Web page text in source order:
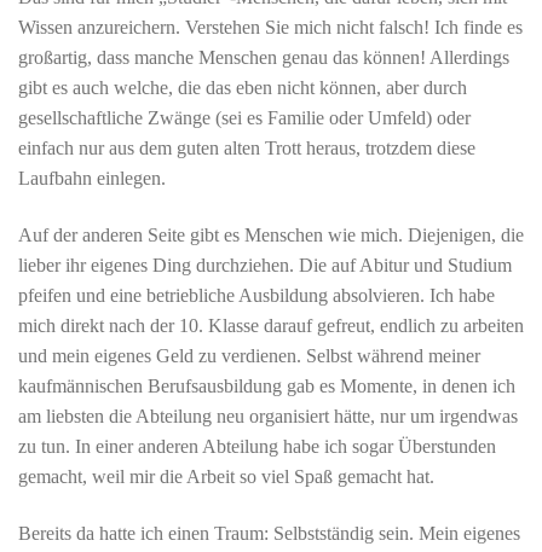
Wissen anzureichern. Verstehen Sie mich nicht falsch! Ich finde es
großartig, dass manche Menschen genau das können! Allerdings
gibt es auch welche, die das eben nicht können, aber durch
gesellschaftliche Zwänge (sei es Familie oder Umfeld) oder
einfach nur aus dem guten alten Trott heraus, trotzdem diese
Laufbahn einlegen.
Auf der anderen Seite gibt es Menschen wie mich. Diejenigen, die
lieber ihr eigenes Ding durchziehen. Die auf Abitur und Studium
pfeifen und eine betriebliche Ausbildung absolvieren. Ich habe
mich direkt nach der 10. Klasse darauf gefreut, endlich zu arbeiten
und mein eigenes Geld zu verdienen. Selbst während meiner
kaufmännischen Berufsausbildung gab es Momente, in denen ich
am liebsten die Abteilung neu organisiert hätte, nur um irgendwas
zu tun. In einer anderen Abteilung habe ich sogar Überstunden
gemacht, weil mir die Arbeit so viel Spaß gemacht hat.
Bereits da hatte ich einen Traum: Selbstständig sein. Mein eigenes